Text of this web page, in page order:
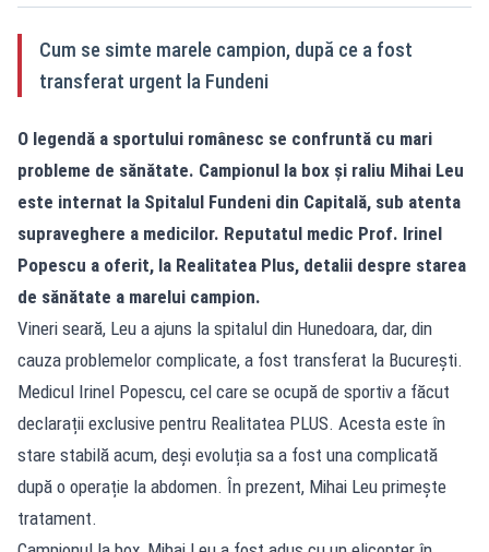
Cum se simte marele campion, după ce a fost
transferat urgent la Fundeni
O legendă a sportului românesc se confruntă cu mari
probleme de sănătate. Campionul la box şi raliu Mihai Leu
este internat la Spitalul Fundeni din Capitală, sub atenta
supraveghere a medicilor. Reputatul medic Prof. Irinel
Popescu a oferit, la Realitatea Plus, detalii despre starea
de sănătate a marelui campion.
Vineri seară, Leu a ajuns la spitalul din Hunedoara, dar, din
cauza problemelor complicate, a fost transferat la Bucureşti.
Medicul Irinel Popescu, cel care se ocupă de sportiv a făcut
declarații exclusive pentru Realitatea PLUS. Acesta este în
stare stabilă acum, deși evoluția sa a fost una complicată
după o operație la abdomen. În prezent, Mihai Leu primește
tratament.